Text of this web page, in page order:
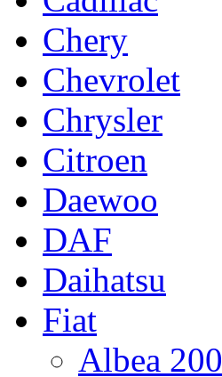
Chery
Chevrolet
Chrysler
Citroen
Daewoo
DAF
Daihatsu
Fiat
Albea